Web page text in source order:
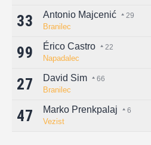
33 Antonio Majcenić 29
Branilec
99 Érico Castro 22
Napadalec
27 David Sim 66
Branilec
47 Marko Prenkpalaj 6
Vezist